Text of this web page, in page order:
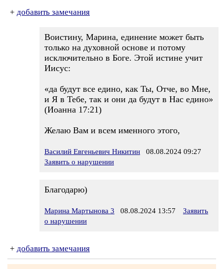
+ добавить замечания
Воистину, Марина, единение может быть
только на духовной основе и потому
исключительно в Боге. Этой истине учит
Иисус:
«да будут все едино, как Ты, Отче, во Мне,
и Я в Тебе, так и они да будут в Нас едино»
(Иоанна 17:21)
Желаю Вам и всем именного этого,
Василий Евгеньевич Никитин 08.08.2024 09:27
Заявить о нарушении
Благодарю)
Марина Мартынова 3 08.08.2024 13:57
Заявить
о нарушении
+ добавить замечания